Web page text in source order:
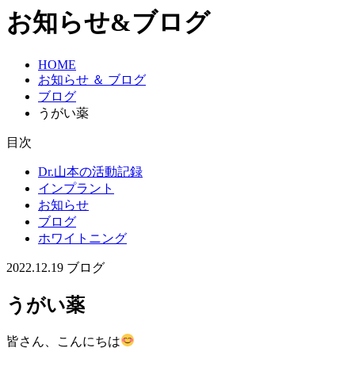
お知らせ&ブログ
HOME
お知らせ ＆ ブログ
ブログ
うがい薬
目次
Dr.山本の活動記録
インプラント
お知らせ
ブログ
ホワイトニング
2022.12.19 ブログ
うがい薬
皆さん、こんにちは